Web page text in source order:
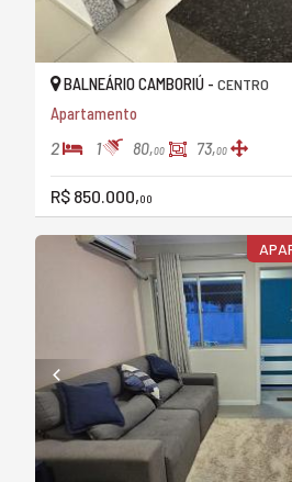
BALNEÁRIO CAMBORIÚ - CENTRO
Apartamento
2 1 80,00 73,00
R$ 850.000,00